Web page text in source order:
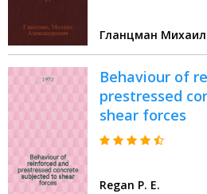
Гланцман
Behaviour of
prestressed
shear forces
Regan P. E.